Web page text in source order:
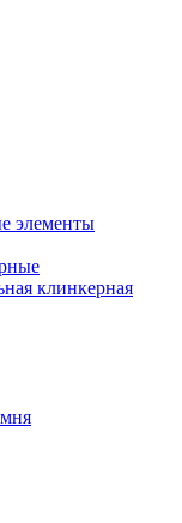
элементы
клинкерная